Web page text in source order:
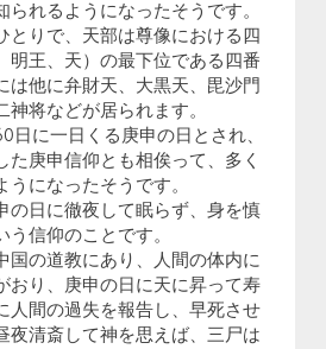
れるようになったそうです。
とりで、天部は尊像における四
明王、天）の最下位である四番
は他に弁財天、大黒天、毘沙門
将などが居られます。
日に一日くる庚申の日とされ、
た庚申信仰とも相俟って、多く
になったそうです。
の日に徹夜して眠らず、身を慎
信仰のことです。
国の道教にあり、人間の体内に
おり、庚申の日に天に昇って寿
人間の過失を報告し、早死させ
夜清斎して神を思えば、三尸は